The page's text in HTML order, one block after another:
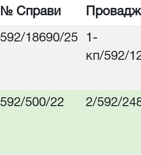
№ Справи
592/18690/25
1-
кп/592/
592/500/22 2/592/